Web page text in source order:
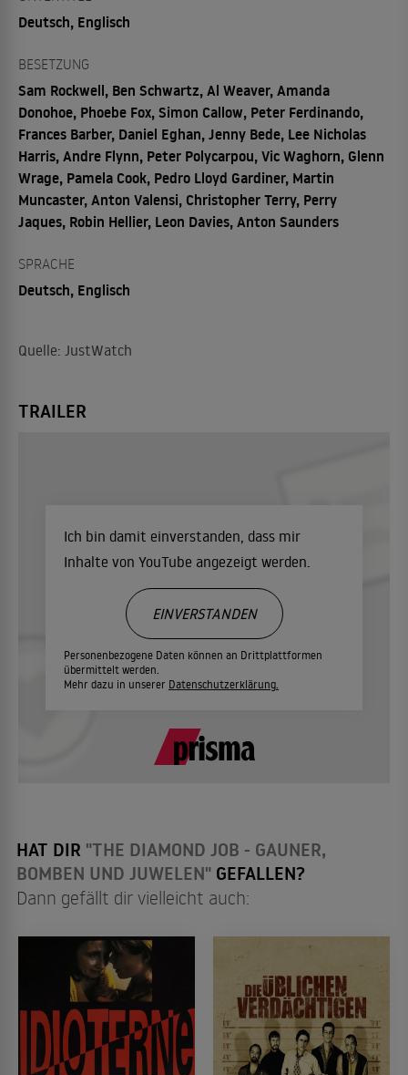
Deutsch, Englisch
BESETZUNG
Sam Rockwell, Ben Schwartz, Al Weaver, Amanda
Donohoe, Phoebe Fox, Simon Callow, Peter Ferdinando,
Frances Barber, Daniel Eghan, Jenny Bede, Lee Nicholas
Harris, Andre Flynn, Peter Polycarpou, Vic Waghorn, Glenn
Wrage, Pamela Cook, Pedro Lloyd Gardiner, Martin
Muncaster, Anton Valensi, Christopher Terry, Perry
Jaques, Robin Hellier, Leon Davies, Anton Saunders
SPRACHE
Deutsch, Englisch
Quelle: JustWatch
TRAILER
Ich bin damit einverstanden, dass mir
Inhalte von YouTube angezeigt werden.
Personenbezogene Daten können an Drittplattformen
übermittelt werden.
Mehr dazu in unserer Datenschutzerklärung.
EINVERSTANDEN
HAT DIR "THE DIAMOND JOB - GAUNER,
BOMBEN UND JUWELEN" GEFALLEN?
Dann gefällt dir vielleicht auch: